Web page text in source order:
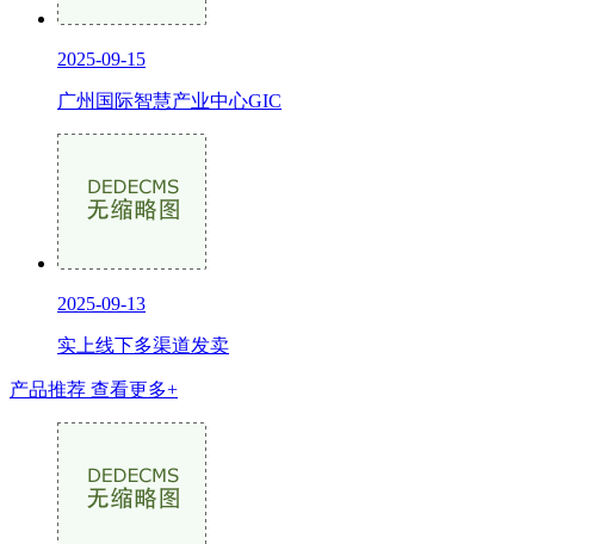
2025-09-15
广州国际智慧产业中心GIC
2025-09-13
实上线下多渠道发卖
产品推荐 查看更多+